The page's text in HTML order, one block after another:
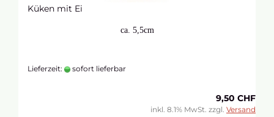
Küken mit Ei
ca. 5,5cm
Lieferzeit: sofort lieferbar
9,50 CHF
inkl. 8.1% MwSt. zzgl. Versand